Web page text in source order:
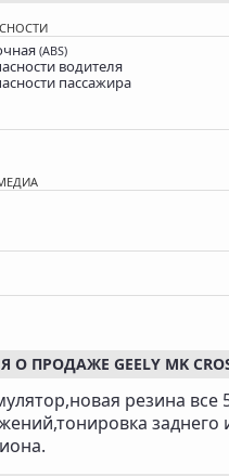
(ABS)
водителя
пассажира
ПРОДАЖЕ GEELY MK
резина все